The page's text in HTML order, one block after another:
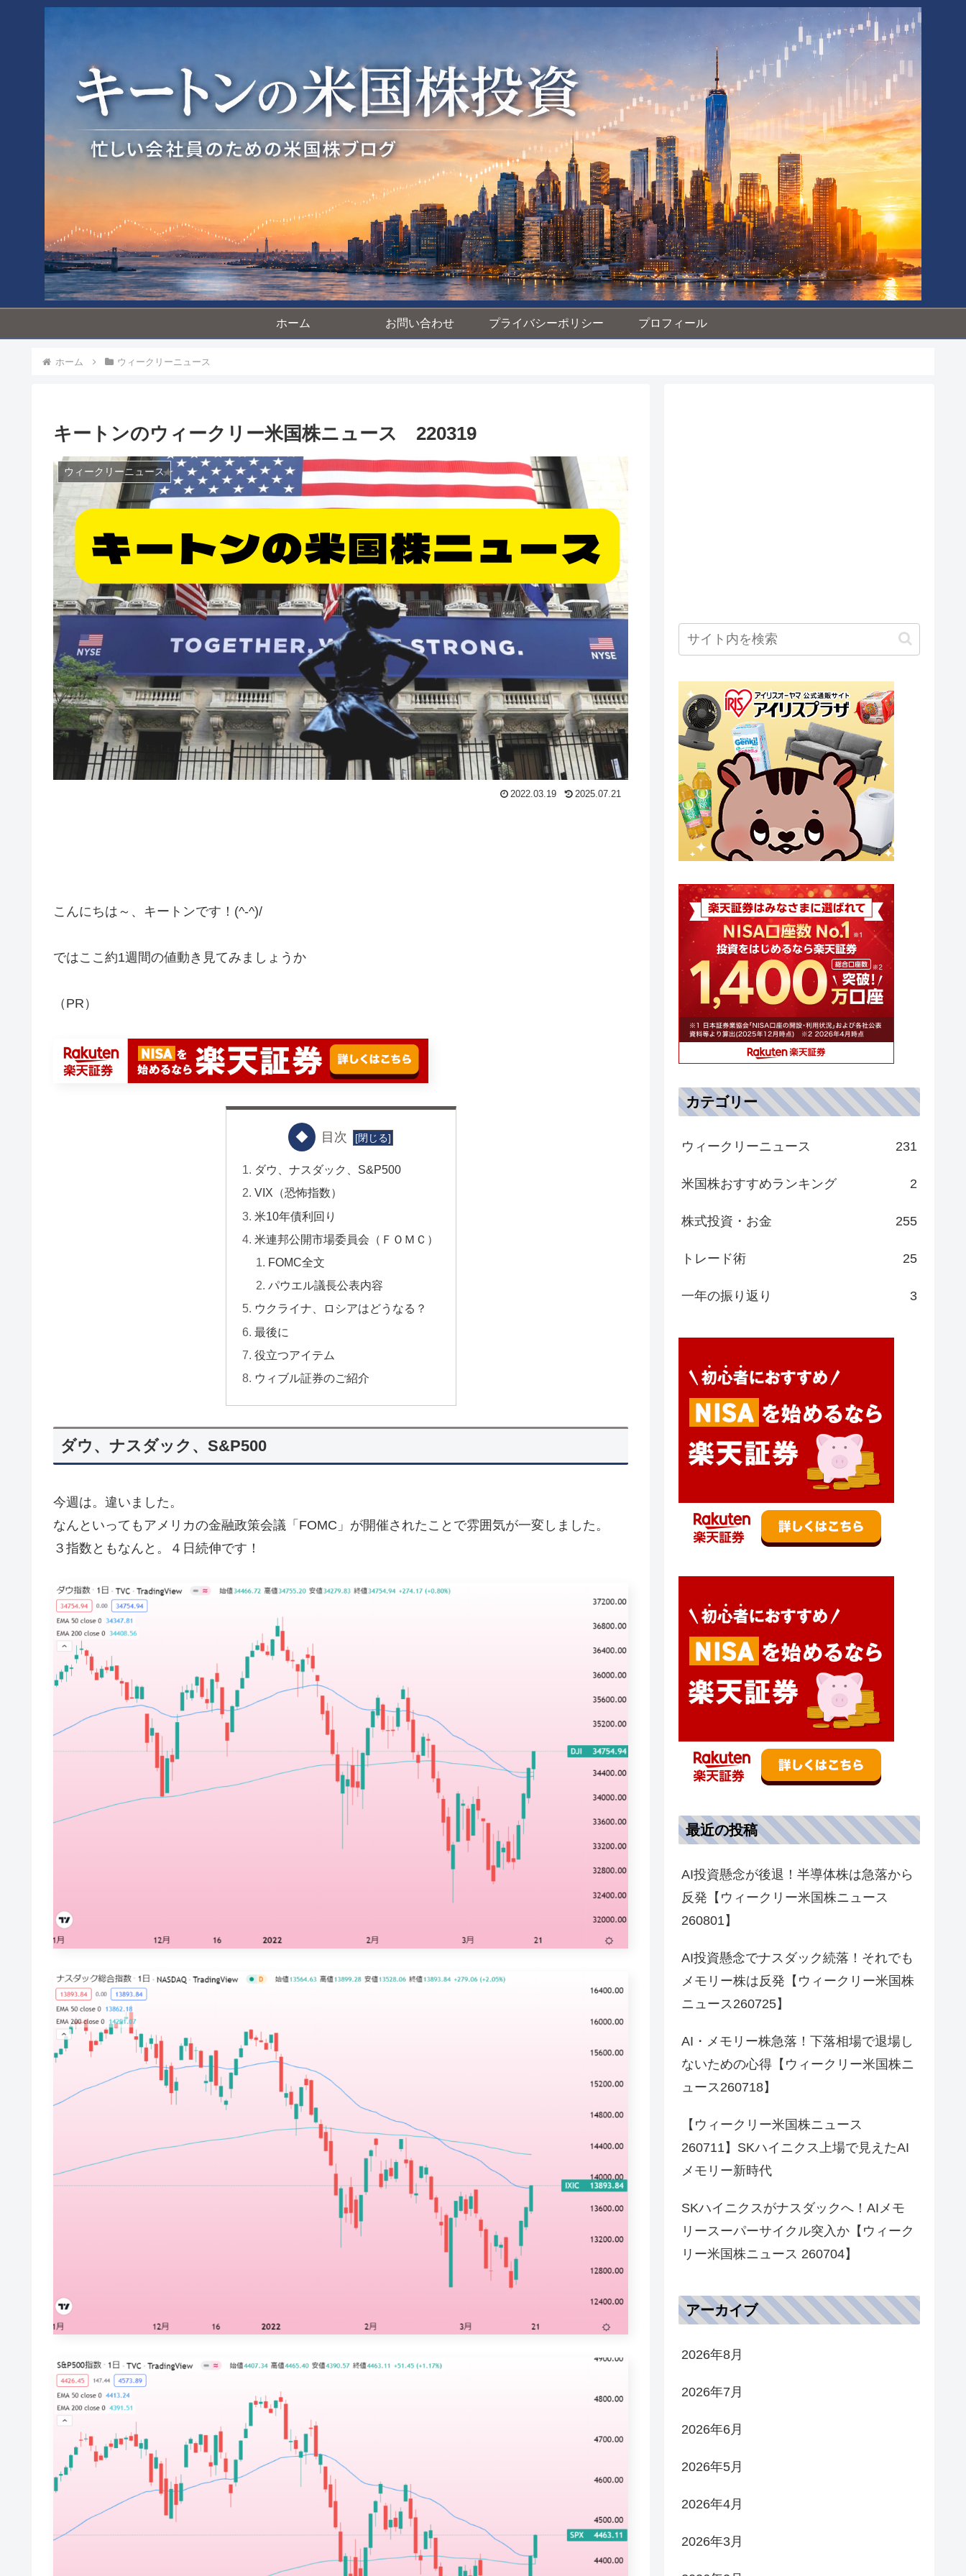
ホーム お問い合わせ プライバシーポリシー プロフィール
ホーム ウィークリーニュース
キートンのウィークリー米国株ニュース 220319
ウィークリーニュース
2022.03.19 2025.07.21
こんにちは～、キートンです！(^-^)/
ではここ約1週間の値動き見てみましょうか
（PR）
目次
ダウ、ナスダック、S&P500
VIX（恐怖指数）
米10年債利回り
米連邦公開市場委員会（ＦＯＭＣ）
FOMC全文
パウエル議長公表内容
ウクライナ、ロシアはどうなる？
最後に
役立つアイテム
ウィブル証券のご紹介
ダウ、ナスダック、S&P500
今週は。違いました。
なんといってもアメリカの金融政策会議「FOMC」が開催されたことで雰囲気が一変しました。
３指数ともなんと。４日続伸です！
カテゴリー
ウィークリーニュース 231
米国株おすすめランキング 2
株式投資・お金 255
トレード術 25
一年の振り返り 3
最近の投稿
AI投資懸念が後退！半導体株は急落から
反発【ウィークリー米国株ニュース
260801】
AI投資懸念でナスダック続落！それでも
メモリー株は反発【ウィークリー米国株
ニュース260725】
AI・メモリー株急落！下落相場で退場し
ないための心得【ウィークリー米国株ニ
ュース260718】
【ウィークリー米国株ニュース
260711】SKハイニクス上場で見えたAI
メモリー新時代
SKハイニクスがナスダックへ！AIメモ
リースーパーサイクル突入か【ウィーク
リー米国株ニュース 260704】
アーカイブ
2026年8月
2026年7月
2026年6月
2026年5月
2026年4月
2026年3月